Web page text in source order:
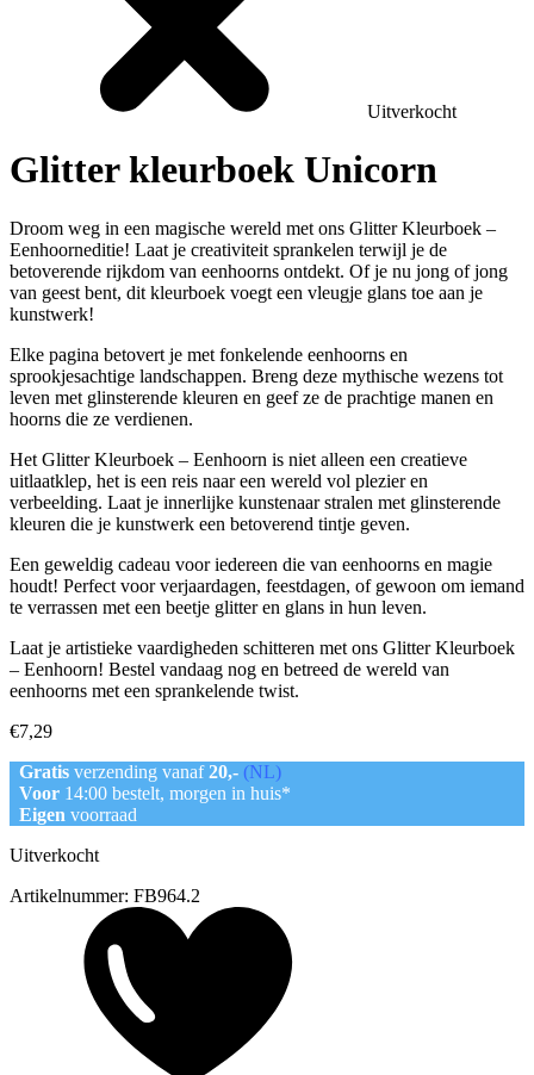
Uitverkocht
Glitter kleurboek Unicorn
Droom weg in een magische wereld met ons Glitter Kleurboek –
Eenhoorneditie! Laat je creativiteit sprankelen terwijl je de
betoverende rijkdom van eenhoorns ontdekt. Of je nu jong of jong
van geest bent, dit kleurboek voegt een vleugje glans toe aan je
kunstwerk!
Elke pagina betovert je met fonkelende eenhoorns en
sprookjesachtige landschappen. Breng deze mythische wezens tot
leven met glinsterende kleuren en geef ze de prachtige manen en
hoorns die ze verdienen.
Het Glitter Kleurboek – Eenhoorn is niet alleen een creatieve
uitlaatklep, het is een reis naar een wereld vol plezier en
verbeelding. Laat je innerlijke kunstenaar stralen met glinsterende
kleuren die je kunstwerk een betoverend tintje geven.
Een geweldig cadeau voor iedereen die van eenhoorns en magie
houdt! Perfect voor verjaardagen, feestdagen, of gewoon om iemand
te verrassen met een beetje glitter en glans in hun leven.
Laat je artistieke vaardigheden schitteren met ons Glitter Kleurboek
– Eenhoorn! Bestel vandaag nog en betreed de wereld van
eenhoorns met een sprankelende twist.
€7,29
Gratis verzending vanaf20,- (NL)
Voor 14:00 bestelt, morgen in huis*
Eigen voorraad
Uitverkocht
Artikelnummer: FB964.2